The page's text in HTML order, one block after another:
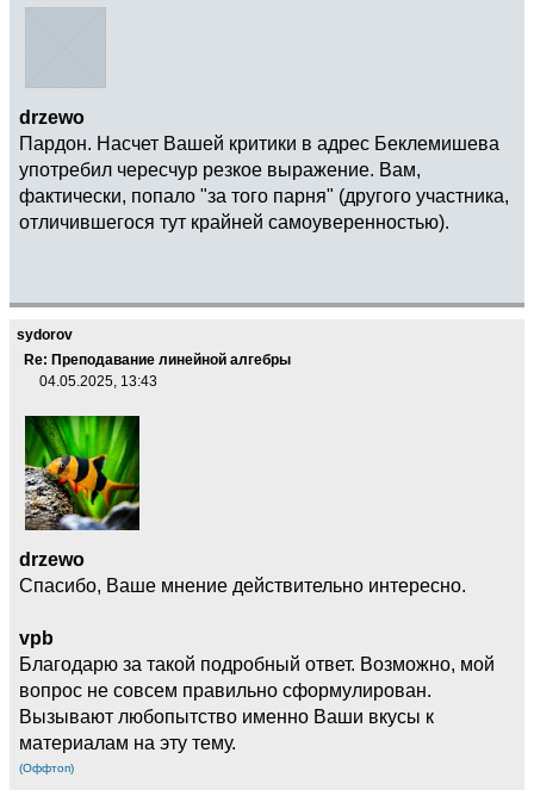
drzewo
Пардон. Насчет Вашей критики в адрес Беклемишева
употребил чересчур резкое выражение. Вам,
фактически, попало "за того парня" (другого участника,
отличившегося тут крайней самоуверенностью).
sydorov
Re: Преподавание линейной алгебры
04.05.2025, 13:43
drzewo
Спасибо, Ваше мнение действительно интересно.
vpb
Благодарю за такой подробный ответ. Возможно, мой
вопрос не совсем правильно сформулирован.
Вызывают любопытство именно Ваши вкусы к
материалам на эту тему.
(Оффтоп)